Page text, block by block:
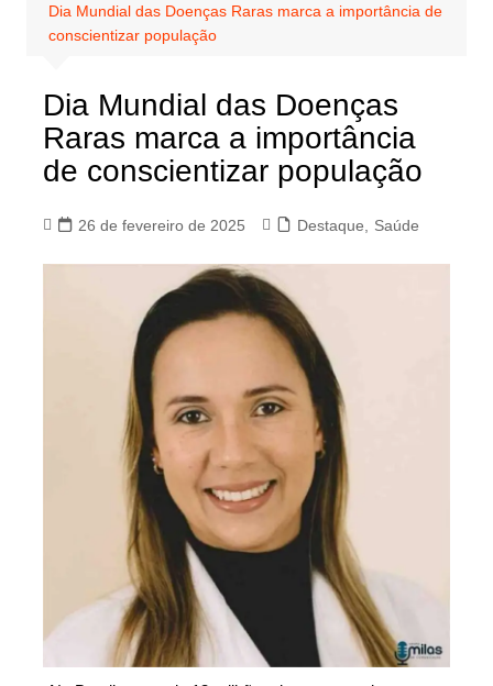
Dia Mundial das Doenças Raras marca a importância de
conscientizar população
Dia Mundial das Doenças
Raras marca a importância
de conscientizar população
26 de fevereiro de 2025 Destaque Saúde